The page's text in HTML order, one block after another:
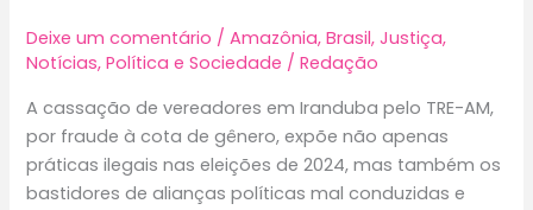
Deixe um comentário /Amazônia,Brasil,Justiça,
Notícias,Política e Sociedade /Redação
A cassação de vereadores em Iranduba pelo TRE-AM,
por fraude à cota de gênero, expõe não apenas
práticas ilegais nas eleições de 2024, mas também os
bastidores de alianças políticas mal conduzidas e